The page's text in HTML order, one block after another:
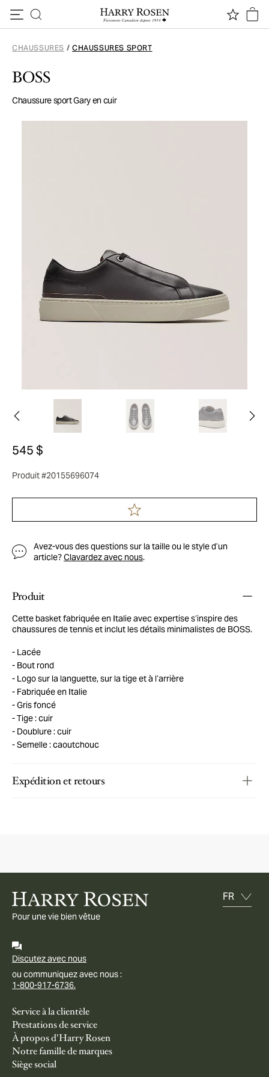
CHAUSSURES / CHAUSSURES SPORT
BOSS
Chaussure sport Gary en cuir
545 $
Produit #20155696074
Avez-vous des questions sur la taille ou le style d’un
article?Clavardez avec nous.
Produit
Cette basket fabriquée en Italie avec expertise s’inspire des
chaussures de tennis et inclut les détails minimalistes de BOSS.
Lacée
Bout rond
Logo sur la languette, sur la tige et à l’arrière
Fabriquée en Italie
Gris foncé
Tige : cuir
Doublure : cuir
Semelle : caoutchouc
Expédition et retours
Pour une vie bien vêtue
Discutez avec nous
ou communiquez avec nous :
1-800-917-6736.
Service à la clientèle
Prestations de service
À propos d'Harry Rosen
Notre famille de marques
Siège social